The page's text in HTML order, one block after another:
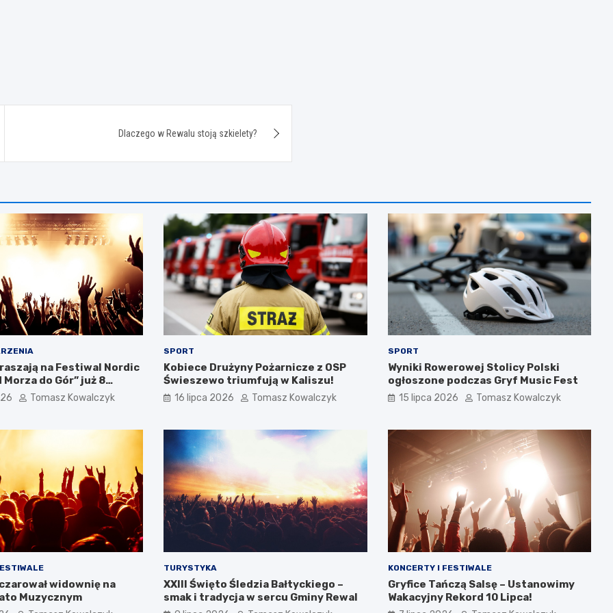
Dlaczego w Rewalu stoją szkielety?
na Festiwal Nordic
Morza do Gór” już 8
Tomasz Kowalczyk
SPORT
Kobiece Drużyny Pożarnicze z OSP
Świeszewo triumfują w Kaliszu!
16 lipca 2026 Tomasz Kowalczyk
SPORT
Wyniki Rowerowej Stolicy Polski
ogłoszone podczas Gryf Music Fest
15 lipca 2026 Tomasz Kowalczyk
widownię na
Muzycznym
TURYSTYKA
XXIII Święto Śledzia Bałtyckiego –
smak i tradycja w sercu Gminy Rewal
KONCERTY I FESTIWALE
Gryfice Tańczą Salsę – Ustanowimy
Wakacyjny Rekord 10 Lipca!